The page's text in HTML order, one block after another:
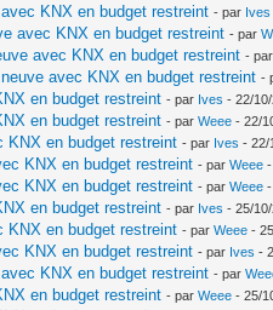
KNX en budget restreint - par Ives
avec KNX en budget restreint - par
avec KNX en budget restreint - par
avec KNX en budget restreint -
en budget restreint - par Ives - 22/
en budget restreint - parWeee - 22/
KNX en budget restreint - par Ives - 22/
KNX en budget restreint - parWeee
KNX en budget restreint - parWeee
en budget restreint - par Ives - 25/
KNX en budget restreint - parWeee -
KNX en budget restreint - par Ives -
KNX en budget restreint - par
en budget restreint - parWeee - 25/